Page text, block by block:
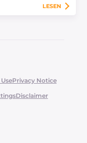
LESEN
Privacy Notice
Disclaimer